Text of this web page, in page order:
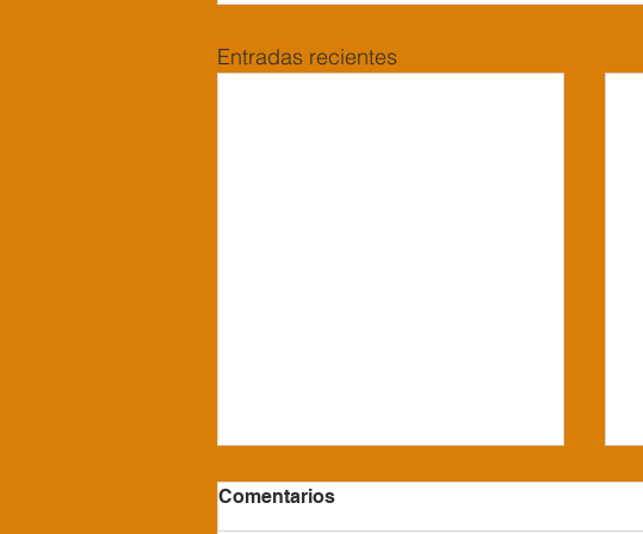
Entradas recientes
Comentarios